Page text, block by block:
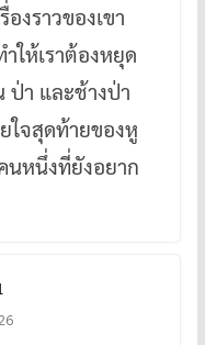
งราวของเขา
ให้เราต้องหยุด
ป่า และช้างป่า
จสุดท้ายของหู
นหนึ่งที่ยังอยาก